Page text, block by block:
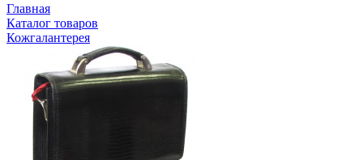
Главная
Каталог товаров
Кожгалантерея